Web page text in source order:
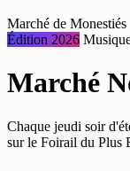
Marché de Monestiés
Édition 2026
Marché
Chaque jeudi soir
sur le Foirail du Plus